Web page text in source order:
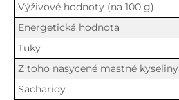
Výživové hodnoty (na 100 g)
Energetická hodnota
Tuky
Z toho nasycené mastné kyseliny
Sacharidy